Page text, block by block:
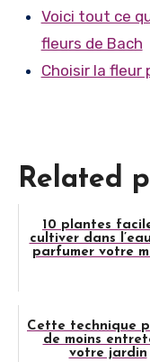
Voici tout ce
fleurs de Bach
Choisir la fleur
Related
10 plantes
cultiver dans
parfumer votre
Cette technique
de moins
votre jardin